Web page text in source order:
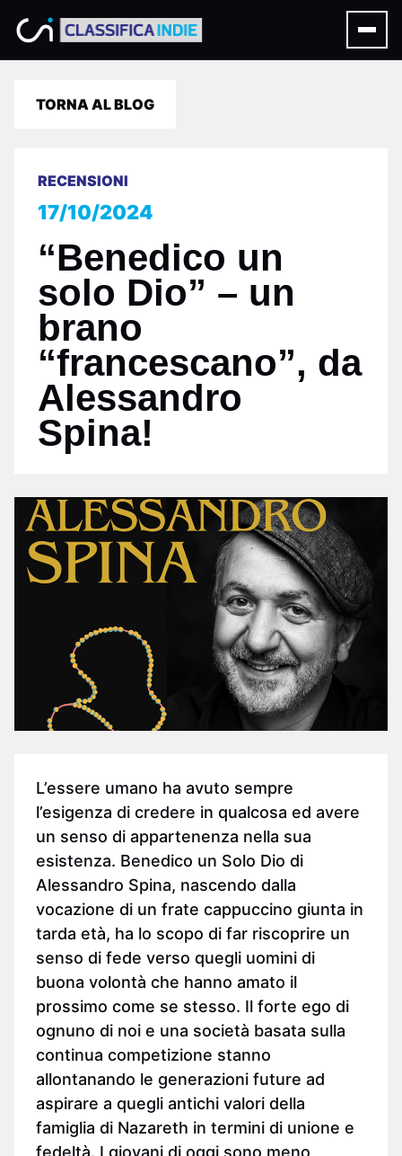
TORNA AL BLOG
RECENSIONI
17/10/2024
“Benedico un
solo Dio” – un
brano
“francescano”, da
Alessandro
Spina!
L’essere umano ha avuto sempre
l’esigenza di credere in qualcosa ed avere
un senso di appartenenza nella sua
esistenza. Benedico un Solo Dio di
Alessandro Spina, nascendo dalla
vocazione di un frate cappuccino giunta in
tarda età, ha lo scopo di far riscoprire un
senso di fede verso quegli uomini di
buona volontà che hanno amato il
prossimo come se stesso. Il forte ego di
ognuno di noi e una società basata sulla
continua competizione stanno
allontanando le generazioni future ad
aspirare a quegli antichi valori della
famiglia di Nazareth in termini di unione e
fedeltà. I giovani di oggi sono meno